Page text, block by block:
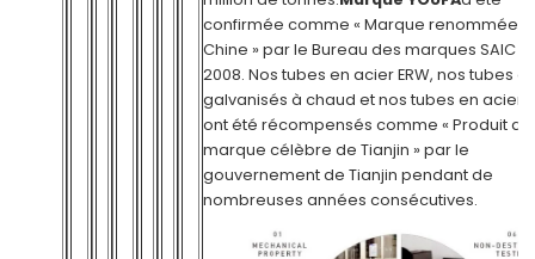
confirmée comme « Marque renommée
Chine » par le Bureau des marques SAIC
2008. Nos tubes en acier ERW, nos tubes
galvanisés à chaud et nos tubes en acier
ont été récompensés comme « Produit de
marque célèbre de Tianjin » par le
gouvernement de Tianjin pendant de
nombreuses années consécutives.